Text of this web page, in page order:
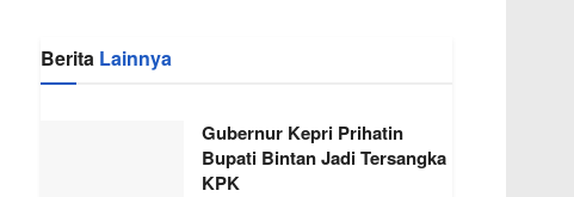
Berita Lainnya
Gubernur Kepri Prihatin
Bupati Bintan Jadi Tersangka
KPK